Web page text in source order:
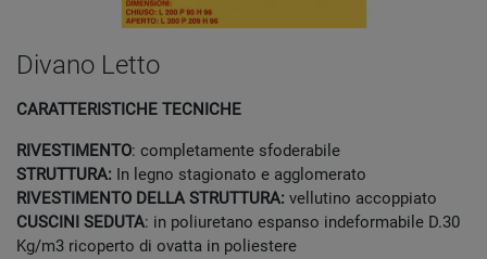
Divano Letto
CARATTERISTICHE TECNICHE
RIVESTIMENTO: completamente sfoderabile
STRUTTURA: In legno stagionato e agglomerato
RIVESTIMENTO DELLA STRUTTURA: vellutino accoppiato
CUSCINI SEDUTA: in poliuretano espanso indeformabile D.30
Kg/m3 ricoperto di ovatta in poliestere